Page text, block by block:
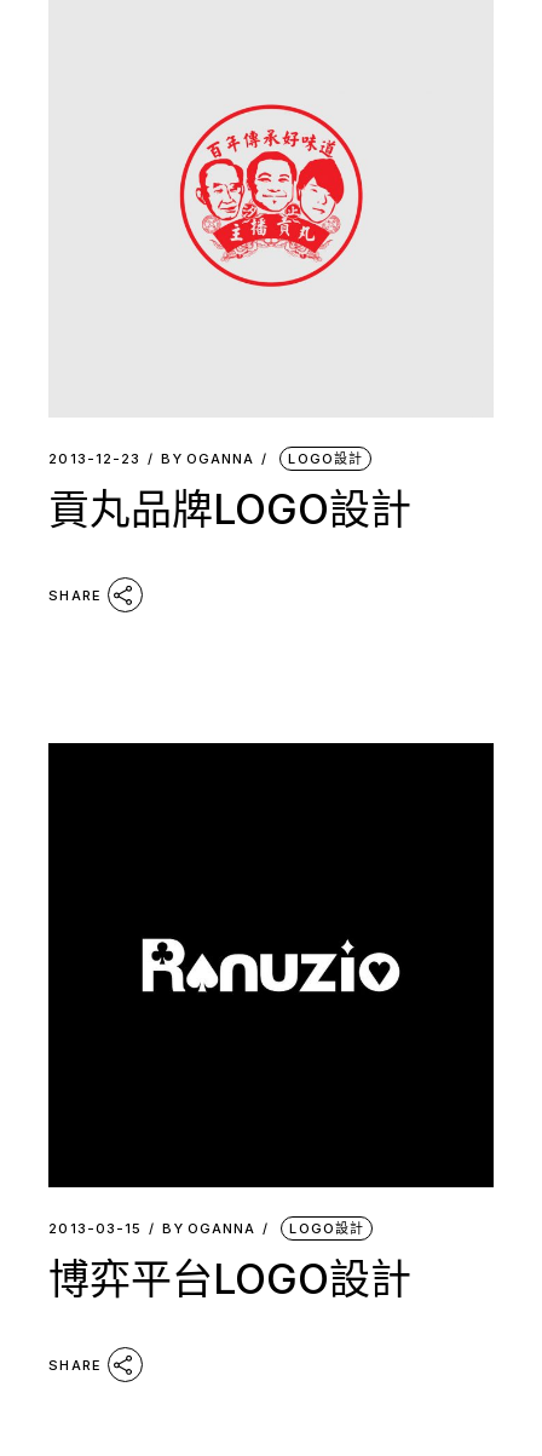
2013-12-23 BY OGANNA LOGO設計
貢丸品牌LOGO設計
SHARE
2013-03-15 BY OGANNA LOGO設計
博弈平台LOGO設計
SHARE